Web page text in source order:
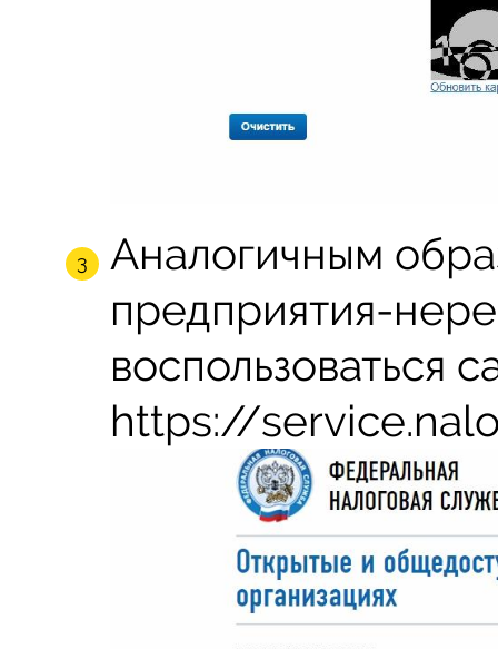
Аналогичным
предприятия-
воспользоваться
https://